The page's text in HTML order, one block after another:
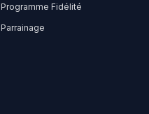
Programme Fidélité
Parrainage